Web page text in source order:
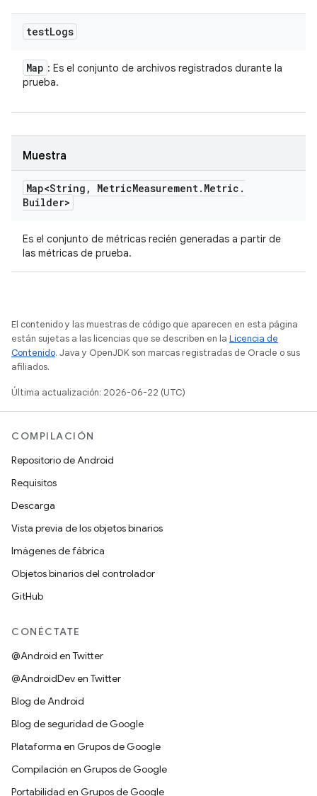
testLogs
Map : Es el conjunto de archivos registrados durante la
prueba.
Muestra
Map<String , MetricMeasurement. Metric .
Builder>
Es el conjunto de métricas recién generadas a partir de
las métricas de prueba.
El contenido y las muestras de código que aparecen en esta página
están sujetas a las licencias que se describen en la Licencia de
Contenido. Java y OpenJDK son marcas registradas de Oracle o sus
afiliados.
Última actualización: 2026-06-22 (UTC)
COMPILACIÓN
Repositorio de Android
Requisitos
Descarga
Vista previa de los objetos binarios
Imágenes de fábrica
Objetos binarios del controlador
GitHub
CONÉCTATE
@Android en Twitter
@AndroidDev en Twitter
Blog de Android
Blog de seguridad de Google
Plataforma en Grupos de Google
Compilación en Grupos de Google
Portabilidad en Grupos de Google